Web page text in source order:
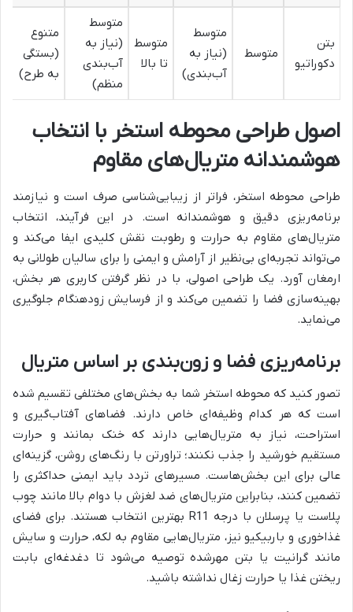
بتن
دکوراتیو
متوسط
متوسط
(نیاز به
آب‌بندی)
متوسط
تا بالا
متوسط
(نیاز به
آب‌بندی
منظم)
متنوع
(بستگی
به طرح)
اصول طراحی محوطه استخر با انتخاب
هوشمندانه متریال‌های مقاوم
طراحی محوطه استخر، فراتر از زیبایی‌شناسی صرف است و نیازمند
برنامه‌ریزی دقیق و هوشمندانه است. در این فرآیند، انتخاب
متریال‌های مقاوم به حرارت و رطوبت نقش کلیدی ایفا می‌کند و
می‌تواند تجربه‌ای بی‌نظیر از آرامش و ایمنی را برای سالیان طولانی به
ارمغان آورد. یک طراحی اصولی، با در نظر گرفتن کاربری هر بخش،
بهینه‌سازی فضا را تضمین می‌کند و از فرسایش زودهنگام جلوگیری
می‌نماید.
برنامه‌ریزی فضا و زون‌بندی بر اساس متریال
تصور کنید که محوطه استخر شما به بخش‌های مختلفی تقسیم شده
است که هر کدام وظیفه‌ای خاص دارند. فضاهای آفتاب‌گیری و
استراحت، نیاز به متریال‌هایی دارند که خنک بمانند و حرارت
مستقیم خورشید را جذب نکنند؛ تراورتن با رنگ‌های روشن، گزینه‌ای
عالی برای این بخش‌هاست. مسیرهای تردد باید ایمنی حداکثری را
تضمین کنند، بنابراین متریال‌های ضد لغزش با دوام بالا مانند چوب
پلاست یا پرسلان با درجه R11 بهترین انتخاب هستند. برای فضای
غذاخوری و باربیکیو نیز، متریال‌هایی مقاوم به لکه، حرارت و سایش
مانند گرانیت یا بتن مهرشده توصیه می‌شود تا دغدغه‌ای بابت
ریختن غذا یا حرارت زغال نداشته باشید.